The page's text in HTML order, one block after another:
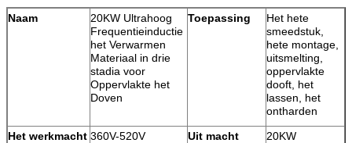
Naam
20KW Ultrahoog
Frequentieinductie
het Verwarmen
Materiaal in drie
stadia voor
Oppervlakte het
Doven
Toepassing
Het hete
smeedstuk,
hete montage,
uitsmelting,
oppervlakte
dooft, het
lassen, het
ontharden
Het werkmacht 360V-520V Uit macht
20KW